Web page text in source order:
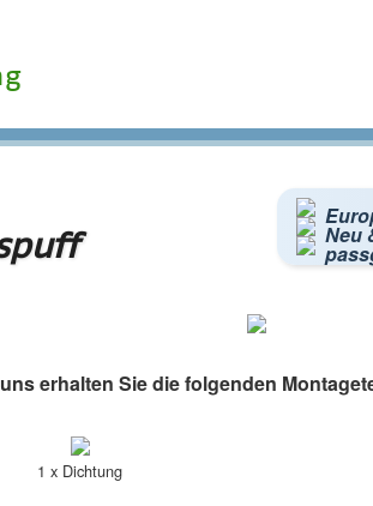
Neu
erhalten Sie die folgenden
1 x Dichtung